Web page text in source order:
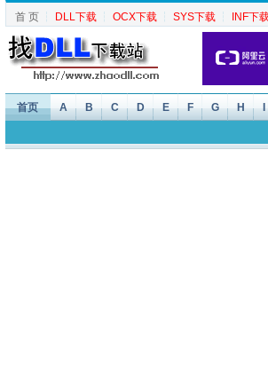
首 页 ┆ DLL下载 ┆ OCX下载 ┆ SYS下载 ┆ INF下
首页 A B C D E F G H